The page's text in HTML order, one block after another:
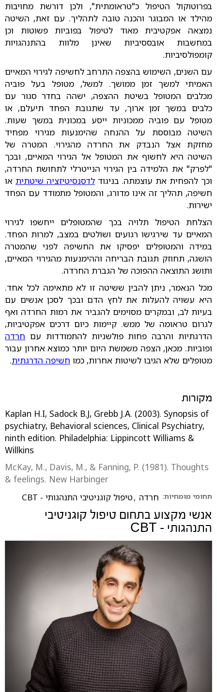
בפרוטוקול הטיפול כ"טראומתית", ולכן דורשת מחויבות
מהילד או המבוגר והכנה טובה לתהליך. עם זאת, השיטה
נמצאה אפקטיבית מאוד לטיפול בפוביות פשוטות וכן
במחשבות אובססיביות שאינן מלוות בהתנהגויות
קומפולסיביות.
עם השנים, השימוש בהצפה התרחב לחשיפה לגירוי המאיים
האמיתי למשך זמן ממושך. למשל, מטופל בעל פוביה
מכלבים המטופל בשיטת ההצפה, ישהה בחדר סגור עם
כלבים במשך זמן ארוך, עד שתגובת הפחד תיעלם, או
מטופל עם פוביה ממכוניות ייסע במכונית במשך שעות.
השיטה מבוססת על ההנחה שהימנעות מגירוי מפחיד
מחזקת אצל הנבדק את החרדה מהגירוי. המטרה של
השיטה היא לחשוף את המטופל אל הגירוי המאיים, ובכך
"לפרק" את הלמידה בין הגירוי הנייטרלי לתחושת החרדה,
וכך להפחית את עוצמתה. בניגודלדסנסיטיזציה שיטתית או
חשיפה, תהליך זה אינו מדורג, והמטופל מתמודד עם הפחד
ישירות.
הצלחת הטיפול תלויה בכך שהמטופלים ייחשפו לגירוי
המאיים עד שירגישו רגועים ושולטים במצב, למרות הפחד.
במידה והמטופלים יפסיקו את החשיפה לפני שהמטרה
הושגה, תחוזק תגובת הבריחה וההימנעות מהגירוי המאיים,
ותושג התוצאה ההפוכה של הגברת החרדה.
מכל הנאמר, ניתן להבין ששיטה זו לא מתאימה לכל אחד.
היא עשויה להעלות את לחץ הדם ובכך לסכן אנשים עם
בעיות לב, ובמקרים מסוימים להגביר את רמות החרדה ואף
לגרום טראומה של ממש. קיימות כיום דרכים אפקטיביות,
הדרגתיות והרבה פחות פולשניות להתמודדות עם חרדה
ופוביות. מכאן, הצפה משמשת היום יותר כמוצא אחרון עבור
מטופלים שלא הגיבו לשיטות אחרות, כמו חשיפה הדרגתית.
מקורות
Kaplan H.I, Sadock B.J, Grebb J.A. (2003). Synopsis of
psychiatry, Behavioral sciences, Clinical Psychiatry,
ninth edition. Philadelphia: Lippincott Williams &
Willkins
McKay, M., Davis, M., & Fanning, P. (1981). Thoughts
& feelings. New Harbinger
תחומי מומחיות: חרדה ,טיפול קוגניטיבי התנהגותי - CBT
אנשי מקצוע בתחום טיפול קוגניטיבי
התנהגותי - CBT